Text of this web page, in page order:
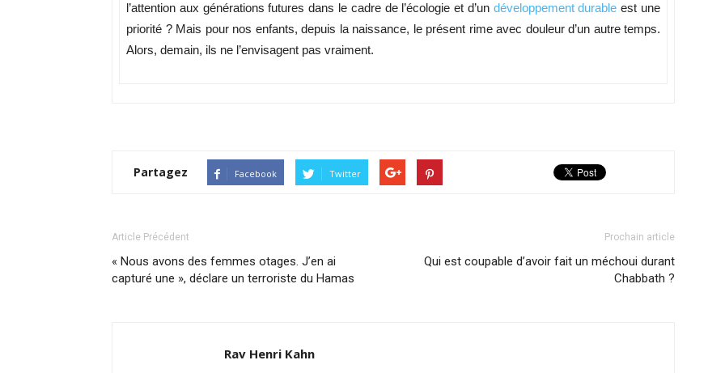
l’attention aux générations futures dans le cadre de l’écologie et d’un développement durable est une
priorité ? Mais pour nos enfants, depuis la naissance, le présent rime avec douleur d’un autre temps.
Alors, demain, ils ne l’envisagent pas vraiment.
Partagez Facebook Twitter
Article Précédent
« Nous avons des femmes otages. J’en ai
capturé une », déclare un terroriste du Hamas
Prochain article
Qui est coupable d’avoir fait un méchoui durant
Chabbath ?
Rav Henri Kahn